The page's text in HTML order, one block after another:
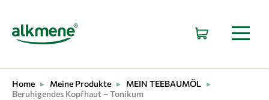
HAUPTNAVIGATION
Home ▸ Meine Produkte ▸ MEIN TEEBAUMÖL ▸
Beruhigendes Kopfhaut – Tonikum